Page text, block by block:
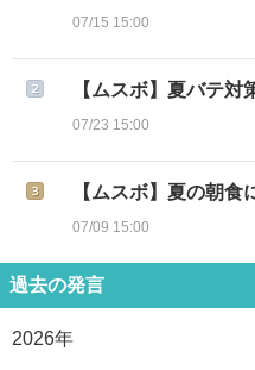
07/15 15:00
【ムスボ】夏バテ
07/23 15:00
【ムスボ】夏の朝
07/09 15:00
過去の発言
2026年